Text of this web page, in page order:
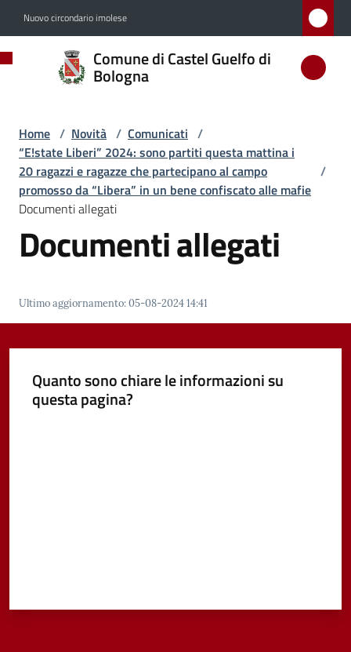
Nuovo circondario imolese
Comune di Castel Guelfo di
Bologna
Comune
di
Guelfo
di
Bologna
Amministrazione
Menu selezionato
Servizi
Vivere
Castel
gli
Home / Novità / Comunicati /
“E!state Liberi” 2024: sono partiti questa mattina i
20 ragazzi e ragazze che partecipano al campo
promosso da “Libera” in un bene confiscato alle mafie
/
Documenti allegati
Documenti allegati
Ultimo aggiornamento:05-08-2024 14:41
Quanto sono chiare le informazioni su
questa pagina?